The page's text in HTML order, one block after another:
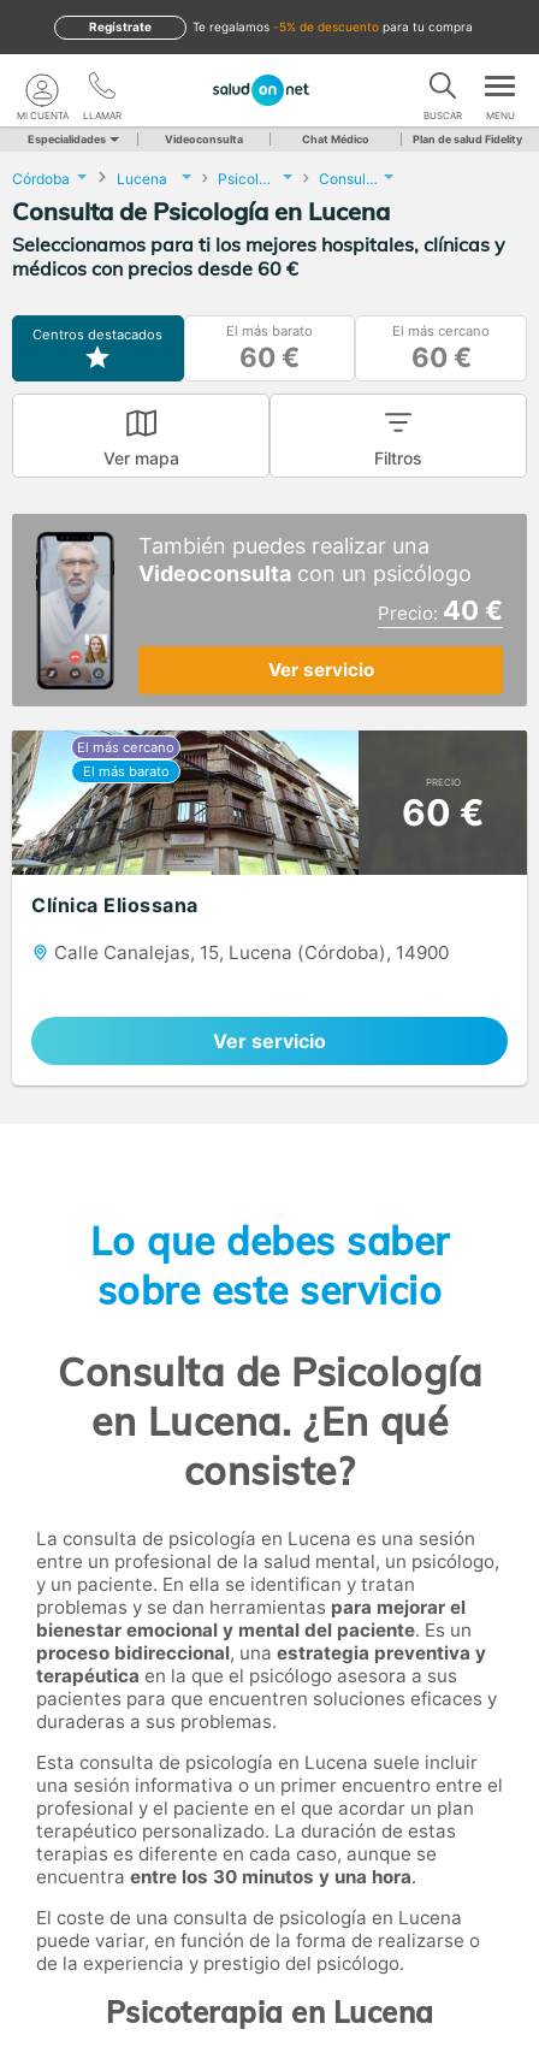
te regalamos -5% de descuento para tu compra
Regístrate
LLAMAR
MI CUENTA BUSCAR MENU
Especialidades Videoconsulta Chat Médico Plan de salud Fidelity
Córdoba Lucena Psicología Consulta de Psicología
Consulta de Psicología en Lucena
Seleccionamos para ti los mejores hospitales, clínicas y
médicos con precios desde 60 €
Centros destacados El más barato
60 €
El más cercano
60 €
Ver mapa Filtros
También puedes realizar una
Videoconsulta con un psicólogo
Precio: 40 €
Ver servicio
PRECIO
60 €
Clínica Eliossana
Calle Canalejas, 15, Lucena (Córdoba), 14900
Ver servicio
Lo que debes saber
sobre este servicio
Consulta de Psicología
en Lucena. ¿En qué
consiste?
La consulta de psicología en Lucena es una sesión
entre un profesional de la salud mental, un psicólogo,
y un paciente. En ella se identifican y tratan
problemas y se dan herramientas para mejorar el
bienestar emocional y mental del paciente. Es un
proceso bidireccional, una estrategia preventiva y
terapéutica en la que el psicólogo asesora a sus
pacientes para que encuentren soluciones eficaces y
duraderas a sus problemas.
Esta consulta de psicología en Lucena suele incluir
una sesión informativa o un primer encuentro entre el
profesional y el paciente en el que acordar un plan
terapéutico personalizado. La duración de estas
terapias es diferente en cada caso, aunque se
encuentra entre los 30 minutos y una hora.
El coste de una consulta de psicología en Lucena
puede variar, en función de la forma de realizarse o
de la experiencia y prestigio del psicólogo.
Psicoterapia en Lucena